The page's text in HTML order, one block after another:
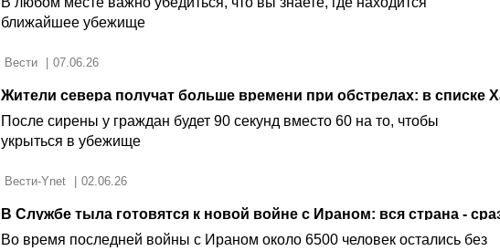
ближайшее убежище
07.06.26
После сирены у граждан будет 90 секунд вместо 60 на то, чтобы
укрыться в убежище
02.06.26
Во время последней войны с Ираном около 6500 человек остались без